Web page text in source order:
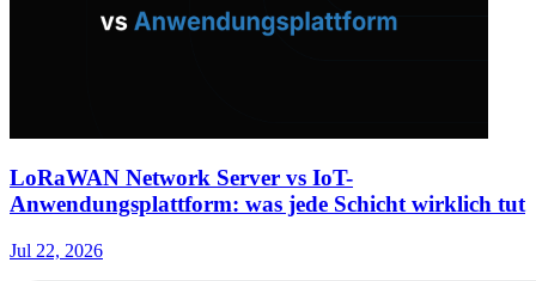
LoRaWAN Network Server vs IoT-
Anwendungsplattform: was jede Schicht wirklich tut
Jul 22, 2026